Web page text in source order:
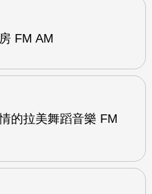
FM AM
的拉美舞蹈音樂 FM